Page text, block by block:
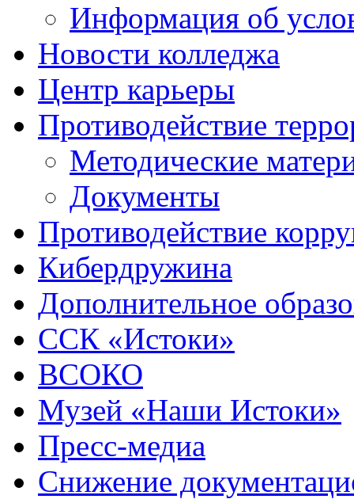
Информация об
Новости колледжа
Центр карьеры
Противодействие
Методические
Документы
Противодействие
Кибердружина
Дополнительное
ССК «Истоки»
ВСОКО
Музей «Наши Истоки»
Пресс-медиа
Снижение